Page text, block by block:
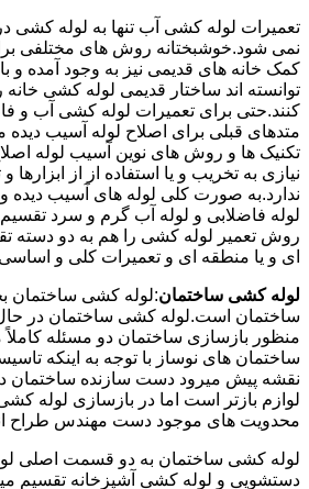
تعمیرات لوله کشی آب تنها به لوله کشی
نمی شود.خوشبختانه روش های مختلفی
کمک خانه های قدیمی نیز به وجود آمده و
توانسته اند ساختار قدیمی لوله کشی خانه
کنند.حتی برای تعمیرات لوله کشی آب و
متدهای قبلی برای اصلاح لوله آسیب دیده
تکنیک ها و روش های نوین آسیب لوله
نیازی به تخریب و یا استفاده از از ابزارها
ندارد.به صورت کلی لوله های آسیب دیده و
لوله فاضلابی و لوله آب گرم و سرد تقسیم
روش تعمیر لوله کشی را هم به دو دسته
ای و یا منطقه ای و تعمیرات کلی و
لوله کشی ساختمان:لوله کشی ساختمان
ساختمان است.لوله کشی ساختمان در
منظور بازسازی ساختمان دو مسئله
ساختمان های نوساز با توجه به اینکه
نقشه پیش میرود دست سازنده ساختمان
لوازم بازتر است اما در بازسازی لوله
محدویت های موجود دست مهندس طراح
لوله کشی ساختمان به دو قسمت اصلی
دستشویی و لوله کشی آشپزخانه تقسیم